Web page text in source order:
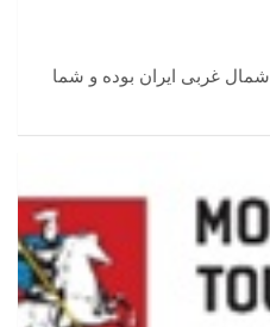
شمال غربی ایران بوده و شما